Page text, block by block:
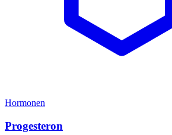
Hormonen
Progesteron